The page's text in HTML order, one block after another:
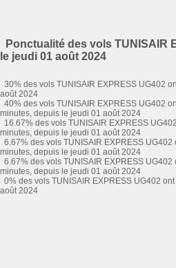
Ponctualité des vols TUNISAIR
le jeudi 01 août 2024
30% des vols TUNISAIR EXPRESS UG402
août 2024
40% des vols TUNISAIR EXPRESS UG402
minutes, depuis le jeudi 01 août 2024
16.67% des vols TUNISAIR EXPRESS
minutes, depuis le jeudi 01 août 2024
6.67% des vols TUNISAIR EXPRESS
minutes, depuis le jeudi 01 août 2024
6.67% des vols TUNISAIR EXPRESS
minutes, depuis le jeudi 01 août 2024
0% des vols TUNISAIR EXPRESS UG402
août 2024